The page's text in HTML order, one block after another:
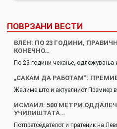
ПОВРЗАНИ ВЕСТИ
ВЛЕН: ПО 23 ГОДИНИ,
КОНЕЧНО…
По 23 години чекање, одложувања и
„САКАМ ДА РАБОТАМ“:
Жалиме што и актуелниот Премиер
ИСМАИЛ: 500 МЕТРИ
УЧИЛИШТАТА…
Потпретседателот и пратеник на